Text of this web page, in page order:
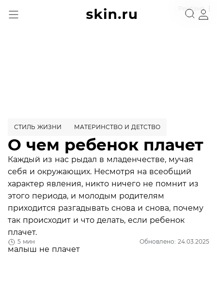
Реклама
5 мин Обновлено: 24.03.2025
СТИЛЬ ЖИЗНИ МАТЕРИНСТВО И ДЕТСТВО
О чем ребенок плачет
Каждый из нас рыдал в младенчестве, мучая
себя и окружающих. Несмотря на всеобщий
характер явления, никто ничего не помнит из
этого периода, и молодым родителям
приходится разгадывать снова и снова, почему
так происходит и что делать, если ребенок
плачет.